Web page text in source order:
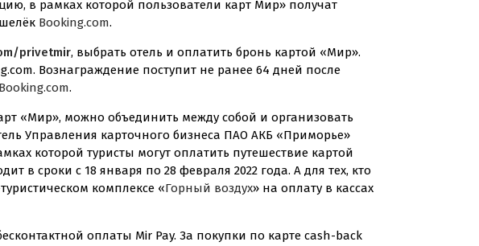
в рамках которой пользователи карт Мир» получат
Booking.com.
privetmir, выбрать отель и оплатить бронь картой «Мир».
Вознаграждение поступит не ранее 64 дней после
Booking.com.
«Мир», можно объединить между собой и организовать
Управления карточного бизнеса ПАО АКБ «Приморье»
которой туристы могут оплатить путешествие картой
в сроки с 18 января по 28 февраля 2022 года. А для тех, кто
комплексе «Горный воздух» на оплату в кассах
оплаты Mir Pay. За покупки по карте сash-back